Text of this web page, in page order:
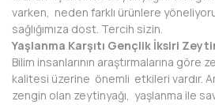
varken, neden farklı ürünlere
sağlığımıza dost. Tercih sizin.
Yaşlanma Karşıtı Gençlik İksiri
Bilim insanlarının araştırmalarına göre
kalitesi üzerine önemli etkileri vardır.
zengin olan zeytinyağı, yaşlanma ile